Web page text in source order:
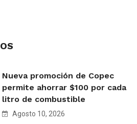
Nueva promoción de Copec
permite ahorrar $100 por cada
litro de combustible
Agosto 10, 2026